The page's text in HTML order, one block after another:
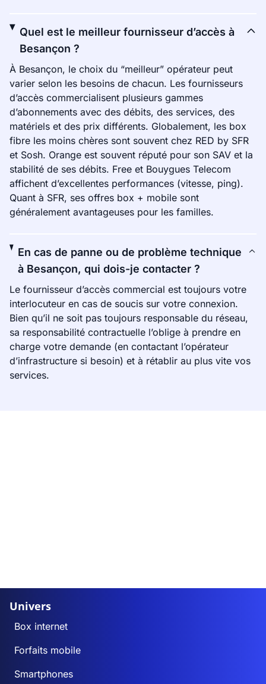
Quel est le meilleur fournisseur d’accès à
Besançon ?
À Besançon, le choix du “meilleur” opérateur peut
varier selon les besoins de chacun. Les fournisseurs
d’accès commercialisent plusieurs gammes
d’abonnements avec des débits, des services, des
matériels et des prix différents. Globalement, les box
fibre les moins chères sont souvent chez RED by SFR
et Sosh. Orange est souvent réputé pour son SAV et la
stabilité de ses débits. Free et Bouygues Telecom
affichent d’excellentes performances (vitesse, ping).
Quant à SFR, ses offres box + mobile sont
généralement avantageuses pour les familles.
En cas de panne ou de problème technique
à Besançon, qui dois-je contacter ?
Le fournisseur d’accès commercial est toujours votre
interlocuteur en cas de soucis sur votre connexion.
Bien qu’il ne soit pas toujours responsable du réseau,
sa responsabilité contractuelle l’oblige à prendre en
charge votre demande (en contactant l’opérateur
d’infrastructure si besoin) et à rétablir au plus vite vos
services.
Univers
Box internet
Forfaits mobile
Smartphones